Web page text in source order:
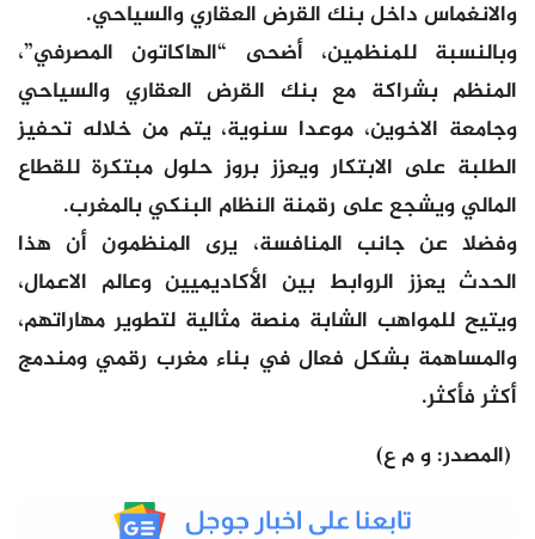
والانغماس داخل بنك القرض العقاري والسياحي.
وبالنسبة للمنظمين، أضحى “الهاكاتون المصرفي”،
المنظم بشراكة مع بنك القرض العقاري والسياحي
وجامعة الاخوين، موعدا سنوية، يتم من خلاله تحفيز
الطلبة على الابتكار ويعزز بروز حلول مبتكرة للقطاع
المالي ويشجع على رقمنة النظام البنكي بالمغرب.
وفضلا عن جانب المنافسة، يرى المنظمون أن هذا
الحدث يعزز الروابط بين الأكاديميين وعالم الاعمال،
ويتيح للمواهب الشابة منصة مثالية لتطوير مهاراتهم،
والمساهمة بشكل فعال في بناء مغرب رقمي ومندمج
أكثر فأكثر.
(المصدر: و م ع)